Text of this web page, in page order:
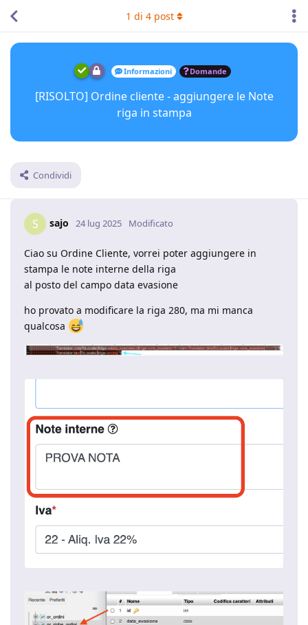
Informazioni Domande
[RISOLTO] Ordine cliente - aggiungere le Note
riga in stampa
Condividi
1 di 4post
S sajo 24 lug 2025 Modificato
Ciao su Ordine Cliente, vorrei poter aggiungere in
stampa le note interne della riga
al posto del campo data evasione
ho provato a modificare la riga 280, ma mi manca
qualcosa